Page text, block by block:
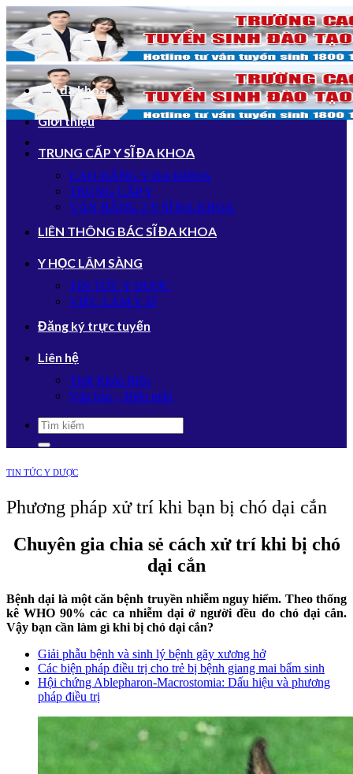
Bỏ
qua
nội
dung
Y sĩ đa khoa
Giới thiệu
TRUNG CẤP Y SĨ ĐA KHOA
CAO ĐẲNG Y ĐA KHOA
TRUNG CẤP Y
VĂN BẰNG 2 Y SĨ ĐA KHOA
LIÊN THÔNG BÁC SĨ ĐA KHOA
Y HỌC LÂM SÀNG
TIN TỨC Y DƯỢC
VIỆC LÀM Y SĨ
Đăng ký trực tuyến
Liên hệ
Thời Khóa Biểu
Văn bản – Biểu mẫu
TIN TỨC Y DƯỢC
Phương pháp xử trí khi bạn bị chó dại cắn
Chuyên gia chia sẻ cách xử trí khi bị chó
dại cắn
Bệnh dại là một căn bệnh truyền nhiễm nguy hiểm. Theo thống
kê WHO 90% các ca nhiễm dại ở người đều do chó dại cắn.
Vậy bạn cần làm gì khi bị chó dại cắn?
Giải phẫu bệnh và sinh lý bệnh gãy xương hở
Các biện pháp điều trị cho trẻ bị bệnh giang mai bẩm sinh
Hội chứng Ablepharon-Macrostomia: Dấu hiệu và phương
pháp điều trị